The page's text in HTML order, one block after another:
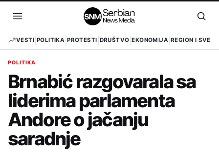
sadržaj
Otvori
meni
VESTI POLITIKA PROTESTI DRUŠTVO EKONOMIJA REGION I SVET
POLITIKA
Brnabić razgovarala sa
liderima parlamenta
Andore o jačanju
saradnje